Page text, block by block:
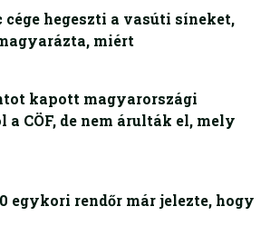
cége hegeszti a vasúti síneket,
miért
kapott magyarországi
CÖF, de nem árulták el, mely
egykori rendőr már jelezte, hogy